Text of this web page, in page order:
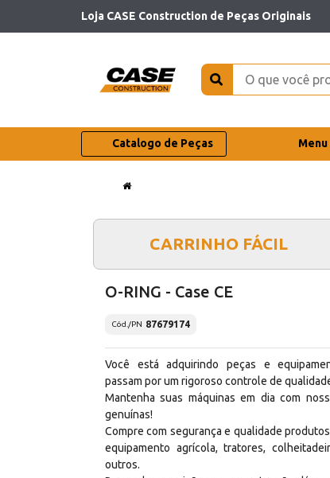
Loja CASE Construction de Peças Originais
Catalogo de Peças
CARRINHO FÁCIL
O-RING - Case CE
Cód./PN 87679174
Você está adquirindo peças e
passam por um rigoroso controle de
Mantenha suas máquinas em dia com
genuínas!
Compre com segurança e qualidade
equipamento agrícola, tratores,
outros.